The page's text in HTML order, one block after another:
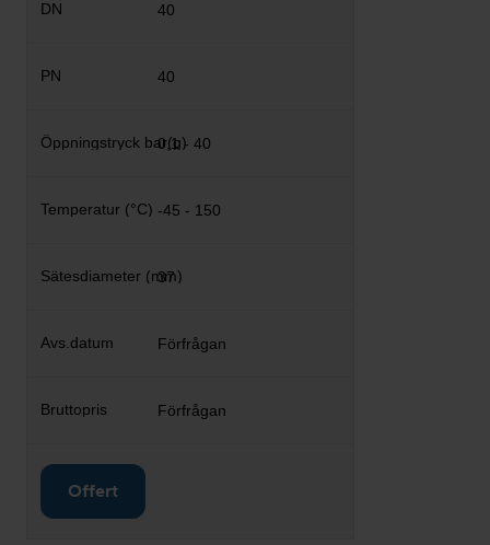
40
40
0,1 - 40
-45 - 150
37
Förfrågan
Förfrågan
Offert